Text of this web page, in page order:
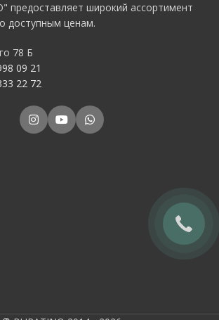
предоставляет широкий ассортимент
доступным ценам.
78 Б
09 21
22 72